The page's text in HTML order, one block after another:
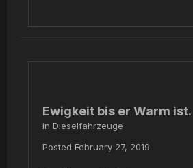
Ewigkeit bis er Warm ist.
in Dieselfahrzeuge
Posted February 27, 2019